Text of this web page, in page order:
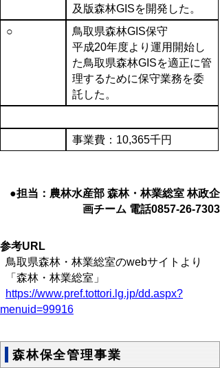
及版森林GISを開発した。
○
鳥取県森林GIS保守
平成20年度より運用開始し
た鳥取県森林GISを適正に管
理するために保守業務を委
託した。
事業費：10,365千円
●担当：農林水産部 森林・林業総室 林政企
画チーム 電話0857-26-7303
参考URL
鳥取県森林・林業総室のwebサイトより
「森林・林業総室」
https://www.pref.tottori.lg.jp/dd.aspx?
menuid=99916
森林保全管理事業